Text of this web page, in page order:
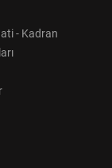
- Kadran